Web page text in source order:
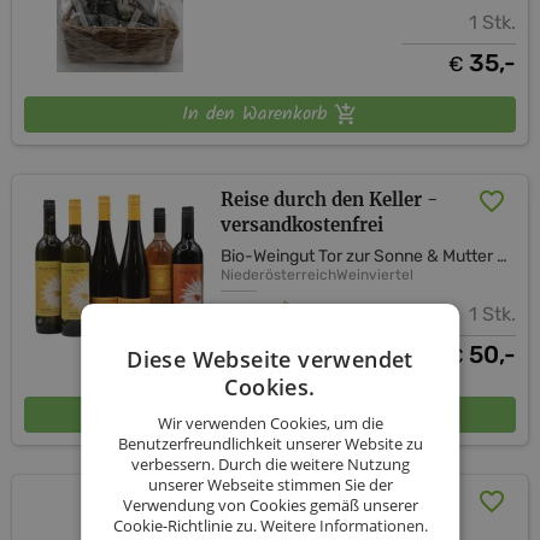
1 Stk.
€ 35,-
In den Warenkorb
Reise durch den Keller -
versandkostenfrei
Bio-Weingut Tor zur Sonne & Mutter Erde Shop
NiederösterreichWeinviertel
1 Stk.
€ 50,-
In den Warenkorb
Mohnwirttorte - 20 cm
inkl. Versand (AT)
Diese Webseite verwendet
Cookies.
Wir verwenden Cookies, um die
Benutzerfreundlichkeit unserer Website zu
verbessern. Durch die weitere Nutzung
unserer Webseite stimmen Sie der
Verwendung von Cookies gemäß unserer
Cookie-Richtlinie zu.Weitere Informationen.